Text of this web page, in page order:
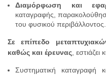
Διαμόρφωση και
καταγραφής,
του φυσικού περιβάλλοντος.
Σε επίπεδο
καθώς και έρευνας ,
Συστηματική καταγραφή